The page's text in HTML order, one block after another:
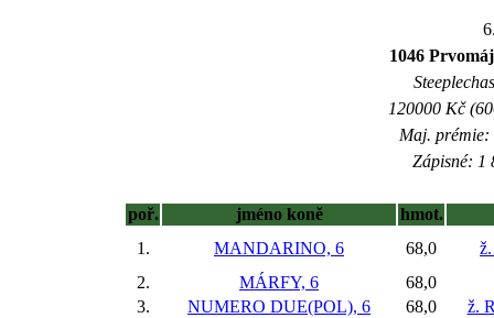
1046
120000 Kč
Maj. prémie:
Zápisné: 1
poř. jméno koně
hmot.
1.
MANDARINO, 6 68,0
2.
MÁRFY, 6
68,0
3.
NUMERO DUE(POL), 6 68,0
ž.